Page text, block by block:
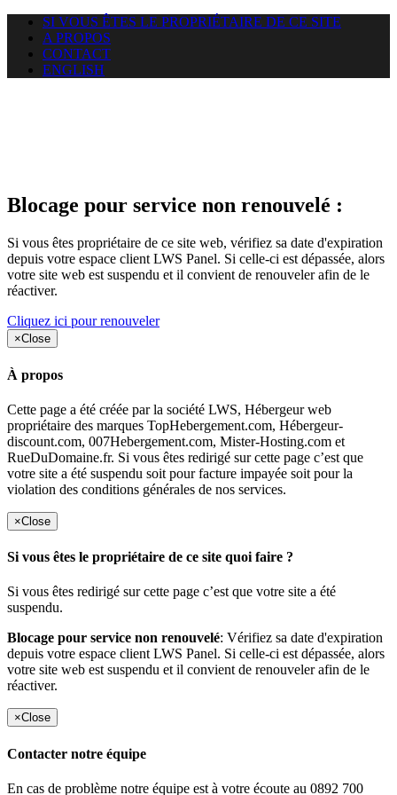
SI VOUS ÊTES LE PROPRIÉTAIRE DE CE SITE
A PROPOS
CONTACT
ENGLISH
Blocage pour service non renouvelé :
Si vous êtes propriétaire de ce site web, vérifiez sa date d'expiration
depuis votre espace client LWS Panel. Si celle-ci est dépassée, alors
votre site web est suspendu et il convient de renouveler afin de le
réactiver.
Cliquez ici pour renouveler
×Close
À propos
Cette page a été créée par la société LWS, Hébergeur web
propriétaire des marques TopHebergement.com, Hébergeur-
discount.com, 007Hebergement.com, Mister-Hosting.com et
RueDuDomaine.fr. Si vous êtes redirigé sur cette page c’est que
votre site a été suspendu soit pour facture impayée soit pour la
violation des conditions générales de nos services.
×Close
Si vous êtes le propriétaire de ce site quoi faire ?
Si vous êtes redirigé sur cette page c’est que votre site a été
suspendu.
Blocage pour service non renouvelé: Vérifiez sa date d'expiration
depuis votre espace client LWS Panel. Si celle-ci est dépassée, alors
votre site web est suspendu et il convient de renouveler afin de le
réactiver.
×Close
Contacter notre équipe
En cas de problème notre équipe est à votre écoute au 0892 700